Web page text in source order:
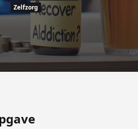
Zelfzorg